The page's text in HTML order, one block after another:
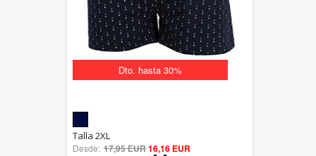
Dto. hasta 30%
out of 5
Talla 2XL
Desde: 17,95 EUR16,16 EUR